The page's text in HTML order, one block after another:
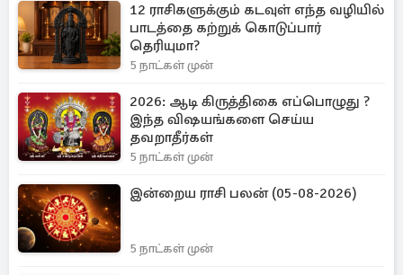
12 ராசிகளுக்கும் கடவுள் எந்த வழியில்
பாடத்தை கற்றுக் கொடுப்பார்
தெரியுமா?
5 நாட்கள் முன்
2026: ஆடி கிருத்திகை எப்பொழுது ?
இந்த விஷயங்களை செய்ய
தவறாதீர்கள்
5 நாட்கள் முன்
இன்றைய ராசி பலன் (05-08-2026)
5 நாட்கள் முன்